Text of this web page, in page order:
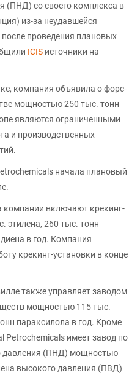
(ПНД) со своего комплекса в
из-за неудавшейся
проведения плановых
ICIS источники на
компания объявила о форс-
мощностью 250 тыс. тонн
являются ограниченными
и производственных
начала плановый
включают крекинг-
этилена, 260 тыс. тонн
в год. Компания
крекинг-установки в конце
также управляет заводом
мощностью 115 тыс.
параксилола в год. Кроме
Petrochemicals имеет завод по
давления (ПНД) мощностью
высокого давления (ПВД)